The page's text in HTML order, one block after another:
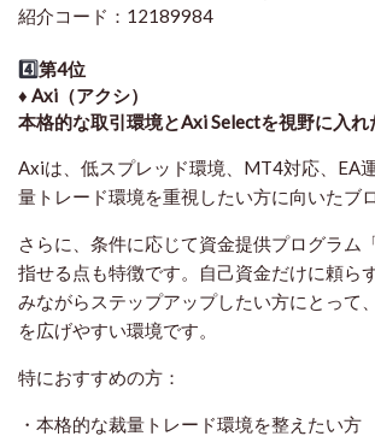
紹介コード：12189984
4️⃣第4位
♦️ Axi（アクシ）
本格的な取引環境とAxi Selectを視野に入れ
Axiは、低スプレッド環境、MT4対応、EA
量トレード環境を重視したい方に向いたブ
さらに、条件に応じて資金提供プログラム
指せる点も特徴です。自己資金だけに頼ら
みながらステップアップしたい方にとって
を広げやすい環境です。
特におすすめの方：
・本格的な裁量トレード環境を整えたい方